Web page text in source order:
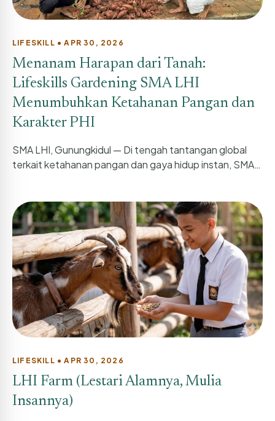
LIFESKILL • APR 30, 2026
Menanam Harapan dari Tanah:
Lifeskills Gardening SMA LHI
Menumbuhkan Ketahanan Pangan dan
Karakter PHI
SMA LHI, Gunungkidul — Di tengah tantangan global
terkait ketahanan pangan dan gaya hidup instan, SMA
LIFESKILL • APR 30, 2026
LHI Farm (Lestari Alamnya, Mulia
Insannya)